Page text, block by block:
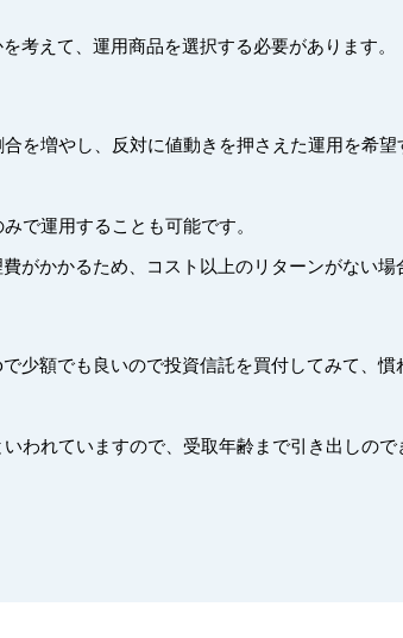
考えて、運用商品を選択する必要があります。
を増やし、反対に値動きを押さえた運用を希
で運用することも可能です。
がかかるため、コスト以上のリターンがない場
少額でも良いので投資信託を買付してみて、
われていますので、受取年齢まで引き出しの